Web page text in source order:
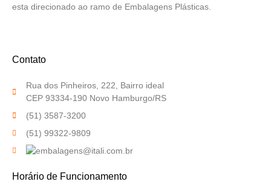
esta direcionado ao ramo de Embalagens Plásticas.
Contato
Rua dos Pinheiros, 222, Bairro ideal
CEP 93334-190 Novo Hamburgo/RS
(51) 3587-3200
(51) 99322-9809
Horário de Funcionamento